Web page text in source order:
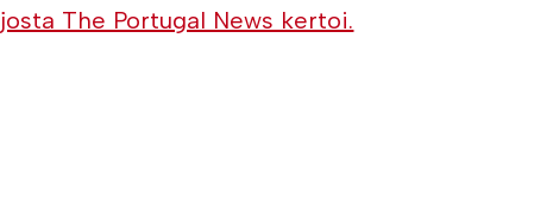
josta The Portugal News kertoi.